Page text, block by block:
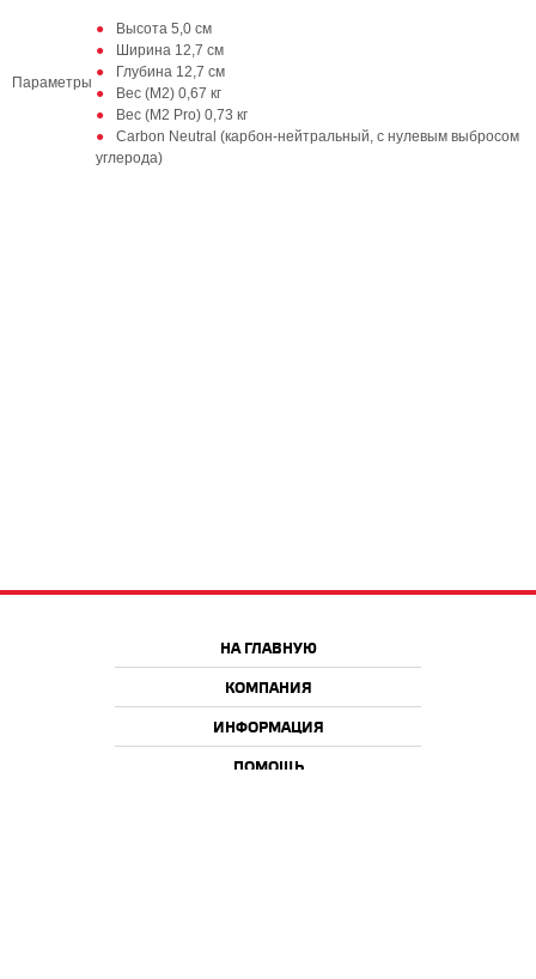
Параметры
Высота 5,0 см
Ширина 12,7 см
Глубина 12,7 см
Вес (M2) 0,67 кг
Вес (M2 Pro) 0,73 кг
Carbon Neutral (карбон-нейтральный, с нулевым выбросом
углерода)
НА ГЛАВНУЮ
КОМПАНИЯ
ИНФОРМАЦИЯ
ПОМОЩЬ